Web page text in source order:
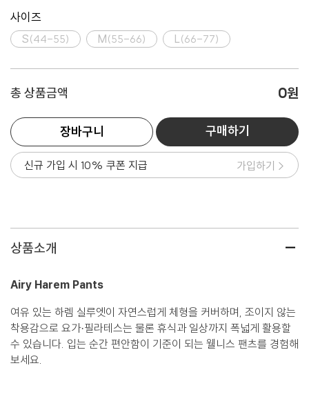
사이즈
S(44-55) M(55-66) L(66-77)
총 상품금액 0원
장바구니 구매하기
신규 가입 시 10% 쿠폰 지급 가입하기 >
상품소개
Airy Harem Pants
여유 있는 하렘 실루엣이 자연스럽게 체형을 커버하며, 조이지 않는
착용감으로 요가·필라테스는 물론 휴식과 일상까지 폭넓게 활용할
수 있습니다. 입는 순간 편안함이 기준이 되는 웰니스 팬츠를 경험해
보세요.